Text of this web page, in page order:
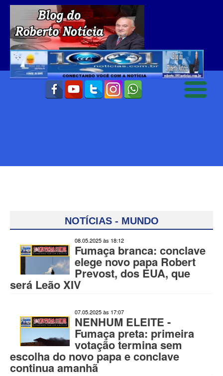
NOTÍCIAS - MUNDO
08.05.2025 às 18:12
Fumaça branca: conclave
elege novo papa Robert
Prevost, dos EUA, que
será Leão XIV
07.05.2025 às 17:07
NENHUM ELEITE -
Fumaça preta: primeira
votação termina sem
escolha do novo papa e conclave
continua amanhã